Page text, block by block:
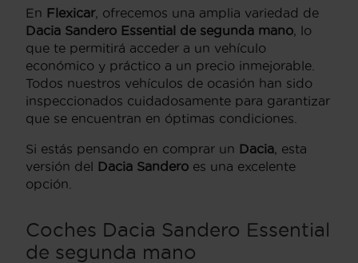
En Flexicar, ofrecemos una amplia variedad de
Dacia Sandero Essential de segunda mano , lo
que te permitirá acceder a un vehículo
económico y práctico a un precio inmejorable.
Todos nuestros vehículos de ocasión han sido
inspeccionados cuidadosamente para garantizar
que se encuentran en óptimas condiciones.
Si estás pensando en comprar un Dacia , esta
versión del Dacia Sandero es una excelente
opción.
Coches Dacia Sandero Essential
de segunda mano